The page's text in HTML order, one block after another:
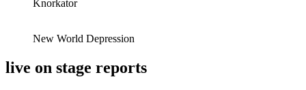
Knorkator
New World Depression
live on stage reports